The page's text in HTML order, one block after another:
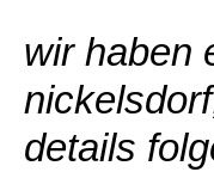
wir haben
details